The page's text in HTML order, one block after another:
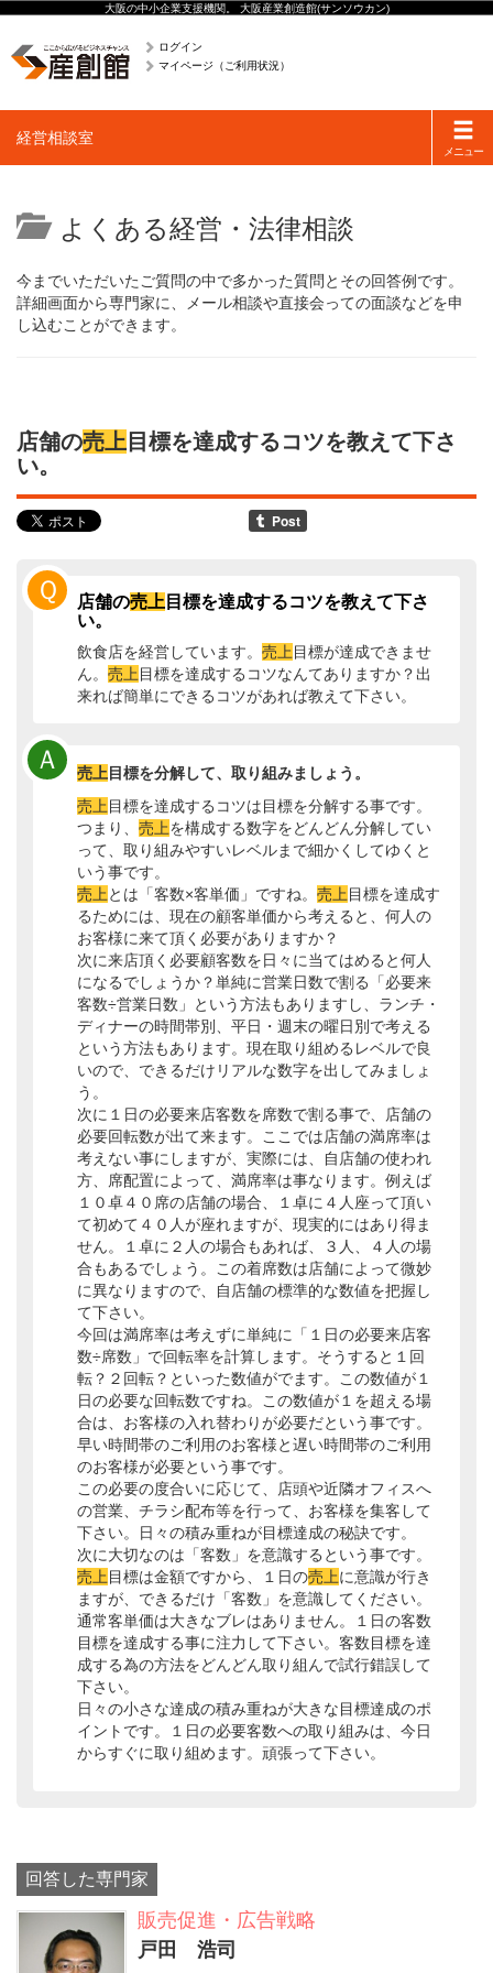
大阪の中小企業支援機関。 大阪産業創造館(サンソウカン)
ログイン
マイページ（ご利用状況）
Toggle
メニュー
経営相談室
よくある経営・法律相談
今までいただいたご質問の中で多かった質問とその回答例です。
詳細画面から専門家に、メール相談や直接会っての面談などを申
し込むことができます。
店舗の売上 目標を達成するコツを教えて下さ
い。
Ｑ 店舗の売上 目標を達成するコツを教えて下さ
い。
飲食店を経営しています。 売上 目標が達成できませ
ん。 売上 目標を達成するコツなんてありますか？出
来れば簡単にできるコツがあれば教えて下さい。
Ａ 売上 目標を分解して、取り組みましょう。
売上 目標を達成するコツは目標を分解する事です。
つまり、 売上を構成する数字をどんどん分解してい
って、取り組みやすいレベルまで細かくしてゆくと
いう事です。
売上 とは「客数×客単価」ですね。 売上 目標を達成す
るためには、現在の顧客単価から考えると、何人の
お客様に来て頂く必要がありますか？
次に来店頂く必要顧客数を日々に当てはめると何人
になるでしょうか？単純に営業日数で割る「必要来
客数÷営業日数」という方法もありますし、ランチ・
ディナーの時間帯別、平日・週末の曜日別で考える
という方法もあります。現在取り組めるレベルで良
いので、できるだけリアルな数字を出してみましょ
う。
次に１日の必要来店客数を席数で割る事で、店舗の
必要回転数が出て来ます。ここでは店舗の満席率は
考えない事にしますが、実際には、自店舗の使われ
方、席配置によって、満席率は事なります。例えば
１０卓４０席の店舗の場合、１卓に４人座って頂い
て初めて４０人が座れますが、現実的にはあり得ま
せん。１卓に２人の場合もあれば、３人、４人の場
合もあるでしょう。この着席数は店舗によって微妙
に異なりますので、自店舗の標準的な数値を把握し
て下さい。
今回は満席率は考えずに単純に「１日の必要来店客
数÷席数」で回転率を計算します。そうすると１回
転？２回転？といった数値がでます。この数値が１
日の必要な回転数ですね。この数値が１を超える場
合は、お客様の入れ替わりが必要だという事です。
早い時間帯のご利用のお客様と遅い時間帯のご利用
のお客様が必要という事です。
この必要の度合いに応じて、店頭や近隣オフィスへ
の営業、チラシ配布等を行って、お客様を集客して
下さい。日々の積み重ねが目標達成の秘訣です。
次に大切なのは「客数」を意識するという事です。
売上 目標は金額ですから、１日の売上に意識が行き
ますが、できるだけ「客数」を意識してください。
通常客単価は大きなブレはありません。１日の客数
目標を達成する事に注力して下さい。客数目標を達
成する為の方法をどんどん取り組んで試行錯誤して
下さい。
日々の小さな達成の積み重ねが大きな目標達成のポ
イントです。１日の必要客数への取り組みは、今日
からすぐに取り組めます。頑張って下さい。
回答した専門家
販売促進・広告戦略
戸田 浩司